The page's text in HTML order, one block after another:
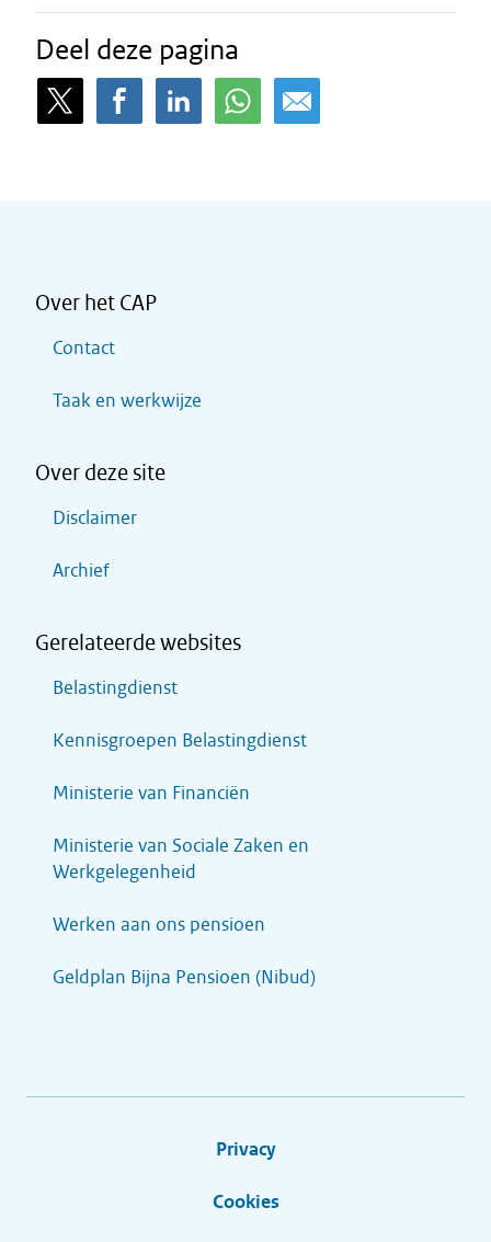
Deel deze pagina
Over het CAP
Contact
Taak en werkwijze
Over deze site
Disclaimer
Archief
Gerelateerde websites
Belastingdienst
Kennisgroepen Belastingdienst
Ministerie van Financiën
Ministerie van Sociale Zaken en
Werkgelegenheid
Werken aan ons pensioen
Geldplan Bijna Pensioen (Nibud)
Privacy
Cookies